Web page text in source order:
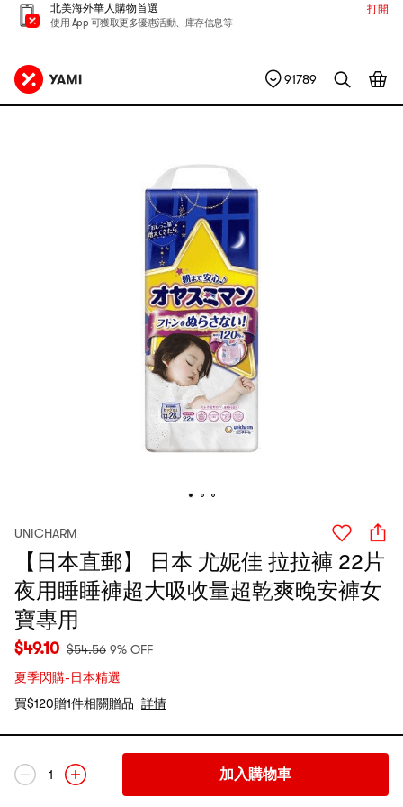
北美海外華人購物首選
使用 App 可獲取更多優惠活動、庫存信息等
打開
91789
UNICHARM
【日本直郵】 日本 尤妮佳 拉拉褲 22片
夜用睡睡褲超大吸收量超乾爽晚安褲女
寶專用
$49.10 $54.56 9% OFF
夏季閃購-日本精選
買$120贈1件相關贈品 詳情
1 加入購物車